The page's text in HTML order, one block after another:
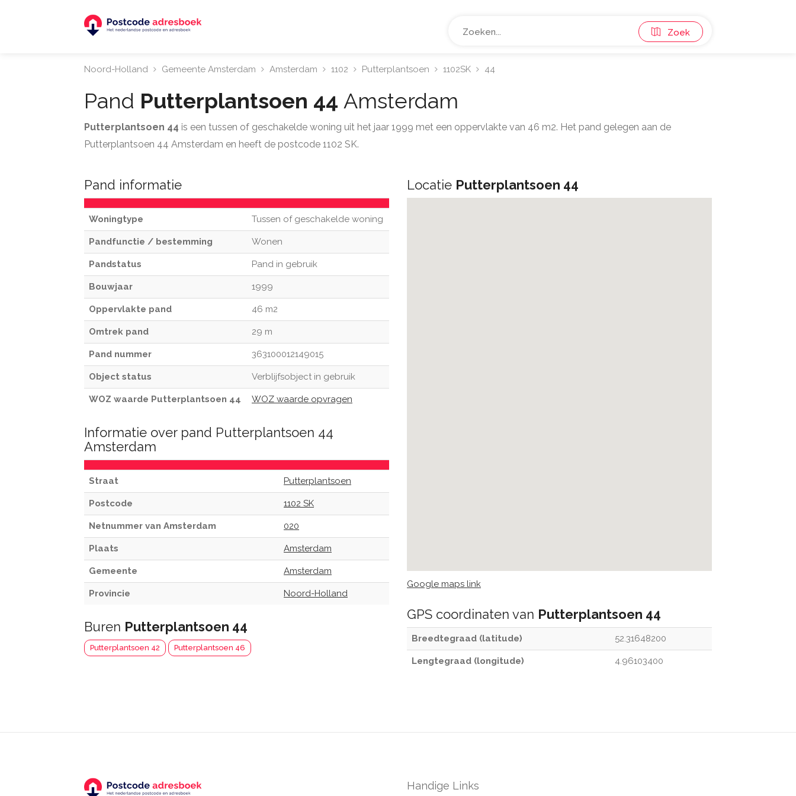
Zoek
Noord-Holland Gemeente Amsterdam Amsterdam 1102 Putterplantsoen 1102SK 44
Pand Putterplantsoen 44 Amsterdam
Putterplantsoen 44 is een tussen of geschakelde woning uit het jaar 1999 met een oppervlakte van 46 m2. Het pand gelegen aan de
Putterplantsoen 44 Amsterdam en heeft de postcode 1102 SK.
Pand informatie
Woningtype Tussen of geschakelde woning
Pandfunctie / bestemming Wonen
Pandstatus Pand in gebruik
Bouwjaar 1999
Oppervlakte pand 46 m2
Omtrek pand 29 m
Pand nummer 363100012149015
Object status Verblijfsobject in gebruik
WOZ waarde Putterplantsoen 44 WOZ waarde opvragen
Informatie over pand Putterplantsoen 44
Amsterdam
Straat Putterplantsoen
Postcode 1102 SK
Netnummer van Amsterdam 020
Plaats Amsterdam
Gemeente Amsterdam
Provincie Noord-Holland
Buren Putterplantsoen 44
Putterplantsoen 42 Putterplantsoen 46
Locatie Putterplantsoen 44
Google maps link
GPS coordinaten van Putterplantsoen 44
Breedtegraad (latitude) 52.31648200
Lengtegraad (longitude) 4.96103400
Handige Links